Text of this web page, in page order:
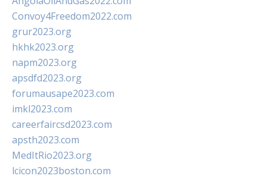
Convoy4Freedom2022.com
grur2023.org
hkhk2023.org
napm2023.org
apsdfd2023.org
forumausape2023.com
imkl2023.com
careerfaircsd2023.com
apsth2023.com
MedItRio2023.org
lcicon2023boston.com